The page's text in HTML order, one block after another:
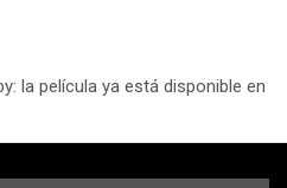
la película ya está disponible en